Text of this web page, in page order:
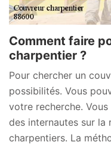
Comment faire
charpentier ?
Pour chercher un
possibilités. Vous
votre recherche.
des internautes sur la
charpentiers. La